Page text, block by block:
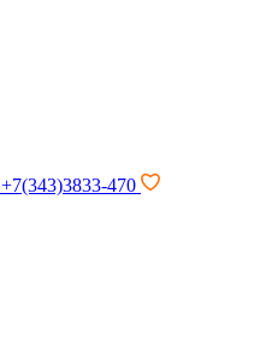
+7(343)3833-470